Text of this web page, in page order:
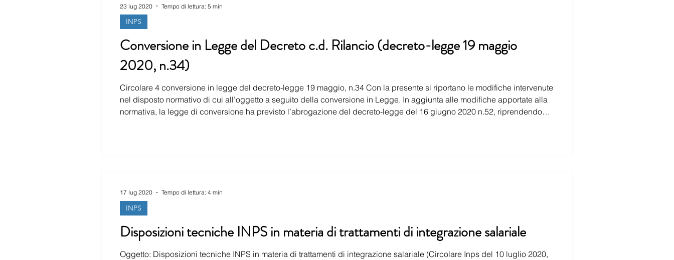
Conversione in Legge del Decreto c.d. Rilancio (decreto-legge 19 maggio
2020, n.34)
Circolare 4 conversione in legge del decreto-legge 19 maggio, n.34 Con la presente si riportano le modifiche intervenute
nel disposto normativo di cui all’oggetto a seguito della conversione in Legge. In aggiunta alle modifiche apportate alla
normativa, la legge di conversione ha previsto l’abrogazione del decreto-legge del 16 giugno 2020 n.52, riprendendo
INPS
23 lug 2020 Tempo di lettura: 5 min
Disposizioni tecniche INPS in materia di trattamenti di integrazione salariale
Oggetto: Disposizioni tecniche INPS in materia di trattamenti di integrazione salariale (Circolare Inps del 10 luglio 2020,
INPS
17 lug 2020 Tempo di lettura: 4 min